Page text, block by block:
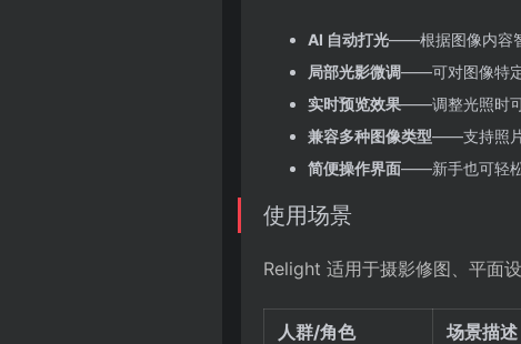
AI 自动打光——根据图像内容
局部光影微调——可对图像特定
实时预览效果——调整光照时可
兼容多种图像类型——支持照片
简便操作界面——新手也可轻松
使用场景
Relight 适用于摄影修图、平面
人群/角色 场景描述